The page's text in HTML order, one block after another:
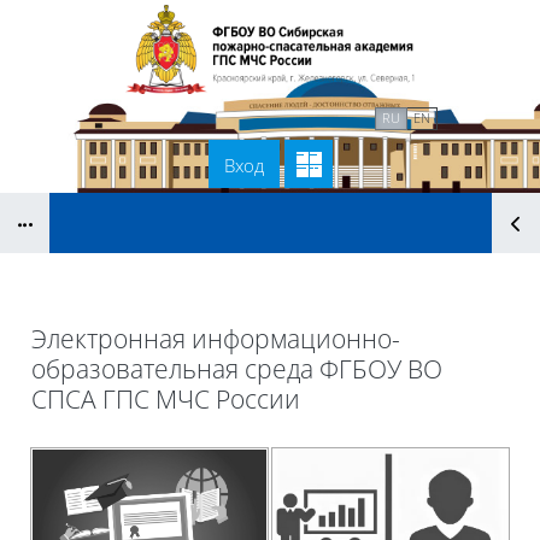
Перейти к основному содержанию
Вход
В начало Связаться с нами RU EN
Электронная информационно-
образовательная среда ФГБОУ ВО
СПСА ГПС МЧС России
Блоки